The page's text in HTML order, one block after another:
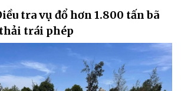
tra vụ đổ hơn 1.800 tấn bã
trái phép